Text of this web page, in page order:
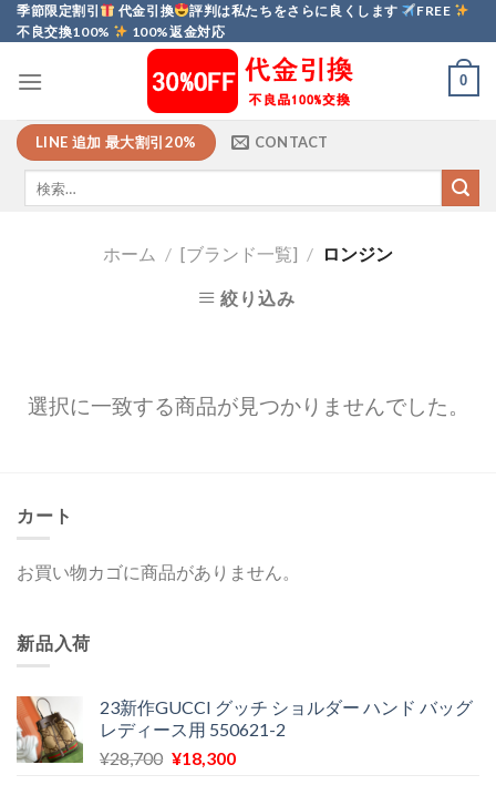
Skip
to
季節限定割引 代金引換 評判は私たちをさらに良くします
FREE
不良交換100%
100%返金対応
0
LINE 追加 最大割引20% CONTACT
ホーム / [ブランド一覧] / ロンジン
絞り込み
選択に一致する商品が見つかりませんでした。
カート
お買い物カゴに商品がありません。
新品入荷
23新作GUCCI グッチ ショルダー ハンド バッグ
レディース用 550621-2
¥28,700 元
¥18,300現